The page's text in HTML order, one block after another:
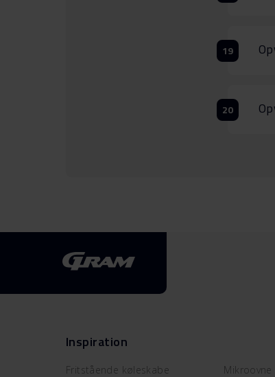
Inspiration
Fritstående køleskabe Mikroovne